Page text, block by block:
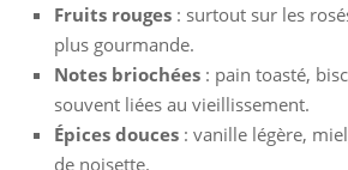
Fruits rouges : surtout sur les
plus gourmande.
Notes briochées : pain toasté,
souvent liées au vieillissement.
Épices douces : vanille légère,
de noisette.